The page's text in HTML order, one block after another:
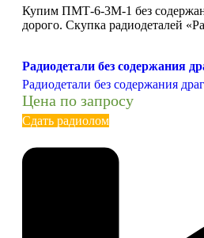
Купим ПМТ-6-3М-1 без
дорого. Скупка радиодеталей
Радиодетали без содержания
Радиодетали без содержания
Цена по запросу
Сдать радиолом